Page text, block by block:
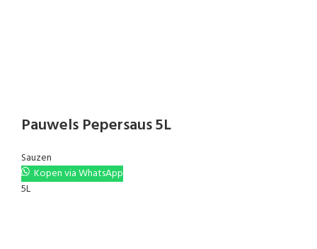
Pauwels Pepersaus 5L
Sauzen
Kopen via WhatsApp
5L